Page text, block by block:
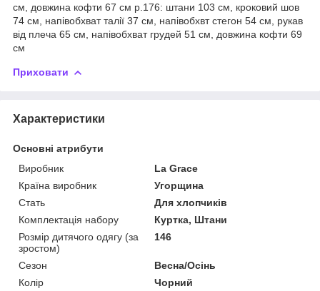
см, довжина кофти 67 см р.176: штани 103 см, кроковий шов
74 см, напівобхват талії 37 см, напівобхвт стегон 54 см, рукав
від плеча 65 см, напівобхват грудей 51 см, довжина кофти 69
см
Приховати
Характеристики
Основні атрибути
Виробник
La Grace
Країна виробник
Угорщина
Стать
Для хлопчиків
Комплектація набору
Куртка, Штани
Розмір дитячого одягу (за
зростом)
146
Сезон
Весна/Осінь
Колір
Чорний